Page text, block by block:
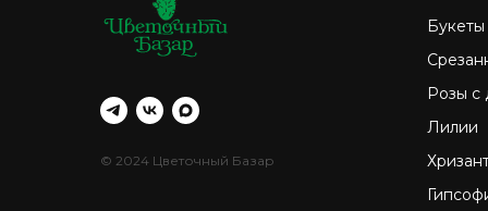
© 2024 Цветочный Базар
Розы с
Лилии